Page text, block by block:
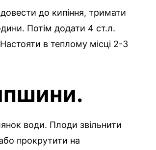
до кипіння, тримати
Потім додати 4 ст.л.
в теплому місці 2-3
води. Плоди звільнити
прокрутити на